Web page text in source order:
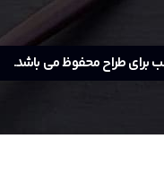
برای طراح محفوظ می باشد.